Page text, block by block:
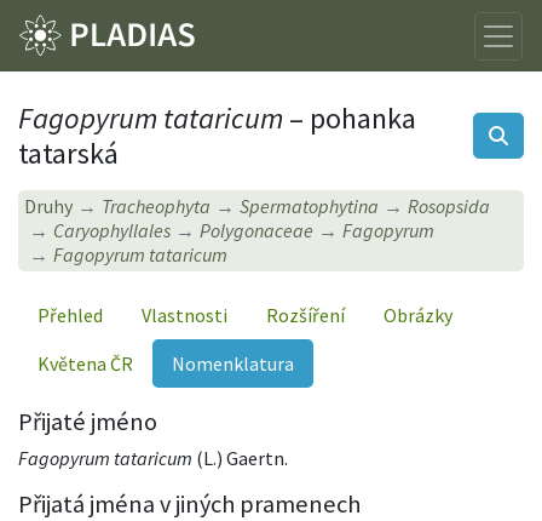
Fagopyrum tataricum – pohanka
tatarská
Druhy Tracheophyta Spermatophytina
Rosopsida
Caryophyllales
Polygonaceae
Fagopyrum
Fagopyrum tataricum
Přehled Vlastnosti Rozšíření
Obrázky
Květena ČR
Nomenklatura
Přijaté jméno
Fagopyrum tataricum (L.) Gaertn.
Přijatá jména v jiných pramenech